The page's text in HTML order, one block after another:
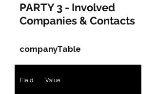
Field Value
Name
Position ░░░░░░░░░░░░
Phone NA
Email
PARTY 3 - Involved
Companies & Contacts
companyTable
Field Value